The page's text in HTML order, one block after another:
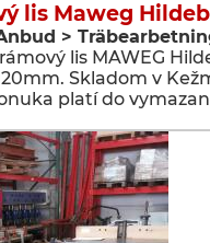
lis Maweg
>
lis MAWEG
Skladom v
platí do